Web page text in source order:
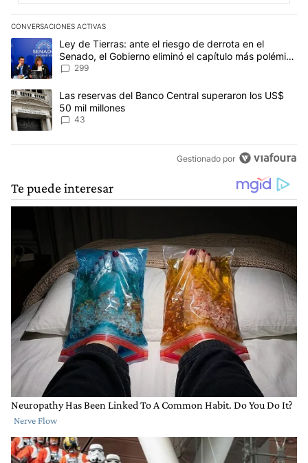
CONVERSACIONES ACTIVAS
Este listado muestra los artículos con más comentarios en los
Un artículo de tendencia con el título "Ley de Tierras: ante el
Ley de Tierras: ante el riesgo de derrota en el
Senado, el Gobierno eliminó el capítulo más polémico
del proyecto
299
Un artículo de tendencia con el título "Las reservas del Banco
Las reservas del Banco Central superaron los US$
50 mil millones
43
Gestionado por